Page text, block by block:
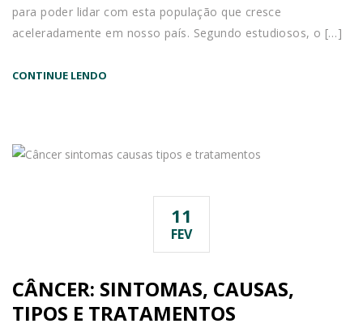
para poder lidar com esta população que cresce
aceleradamente em nosso país. Segundo estudiosos, o […]
CONTINUE LENDO
11
FEV
CÂNCER: SINTOMAS, CAUSAS,
TIPOS E TRATAMENTOS